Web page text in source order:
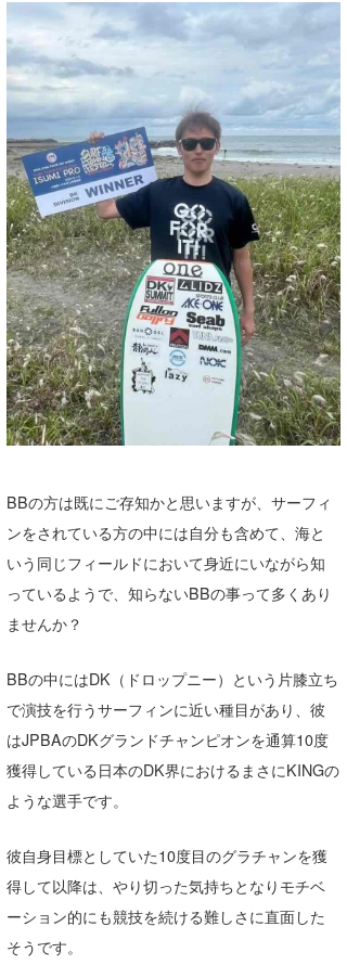
BBの方は既にご存知かと思いますが、サーフィ
ンをされている方の中には自分も含めて、海と
いう同じフィールドにおいて身近にいながら知
っているようで、知らないBBの事って多くあり
ませんか？
BBの中にはDK（ドロップニー）という片膝立ち
で演技を行うサーフィンに近い種目があり、彼
はJPBAのDKグランドチャンピオンを通算10度
獲得している日本のDK界におけるまさにKINGの
ような選手です。
彼自身目標としていた10度目のグラチャンを獲
得して以降は、やり切った気持ちとなりモチベ
ーション的にも競技を続ける難しさに直面した
そうです。